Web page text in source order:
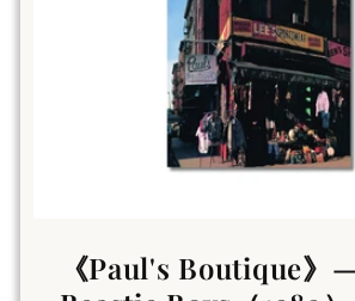
《Paul's Boutique》